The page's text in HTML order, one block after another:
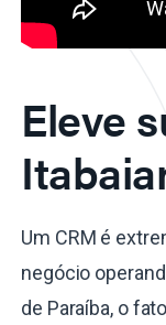
Eleve
Um CRM é
negócio
de Paraíba, o